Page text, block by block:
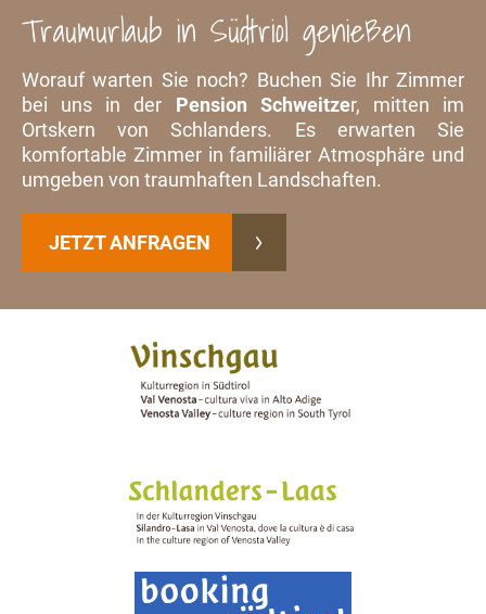
Traumurlaub in Südtriol genießen
Worauf warten Sie noch? Buchen Sie Ihr Zimmer
bei uns in der Pension Schweitzer, mitten im
Ortskern von Schlanders. Es erwarten Sie
komfortable Zimmer in familiärer Atmosphäre und
umgeben von traumhaften Landschaften.
JETZT ANFRAGEN